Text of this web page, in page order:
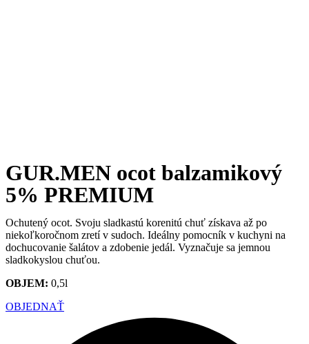
GUR.MEN ocot balzamikový
5% PREMIUM
Ochutený ocot. Svoju sladkastú korenitú chuť získava až po
niekoľkoročnom zretí v sudoch. Ideálny pomocník v kuchyni na
dochucovanie šalátov a zdobenie jedál. Vyznačuje sa jemnou
sladkokyslou chuťou.
OBJEM: 0,5l
OBJEDNAŤ